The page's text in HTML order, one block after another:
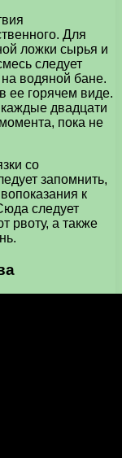
Для
ложки сырья и
следует
на водяной бане.
ее горячем виде.
двадцати
пока не
со
запомнить,
к
следует
рвоту, а также